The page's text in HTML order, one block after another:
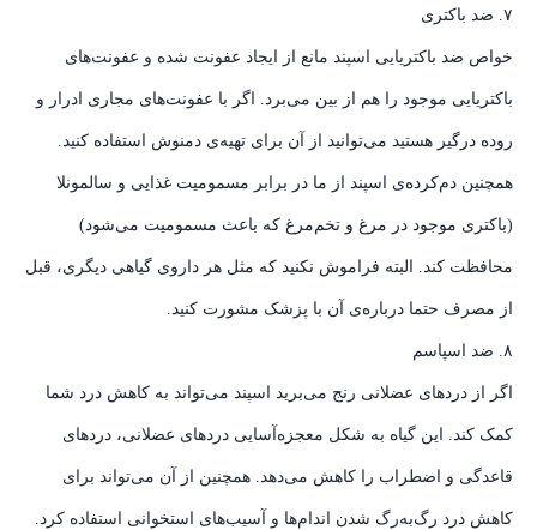
۷. ضد باکتری
خواص ضد باکتریایی اسپند مانع از ایجاد عفونت شده و عفونت‌های
باکتریایی موجود را هم از بین می‌برد. اگر با عفونت‌های مجاری ادرار و
روده درگیر هستید می‌توانید از آن برای تهیه‌ی دمنوش استفاده کنید.
همچنین دم‌کرده‌ی اسپند از ما در برابر مسمومیت غذایی و سالمونلا
(باکتری موجود در مرغ و تخم‌مرغ که باعث مسمومیت می‌شود)
محافظت کند. البته فراموش نکنید که مثل هر داروی گیاهی دیگری، قبل
از مصرف حتما درباره‌ی آن با پزشک مشورت کنید.
۸. ضد اسپاسم
اگر از دردهای عضلانی رنج می‌برید اسپند می‌تواند به کاهش درد شما
کمک کند. این گیاه به شکل معجزه‌آسایی دردهای عضلانی، دردهای
قاعدگی و اضطراب را کاهش می‌دهد. همچنین از آن می‌تواند برای
کاهش درد رگ‌به‌رگ شدن اندام‌ها و آسیب‌های استخوانی استفاده کرد.